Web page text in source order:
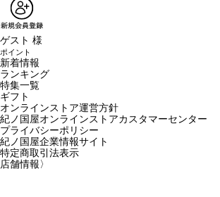
ゲスト 様
ポイント
新着情報
ランキング
特集一覧
ギフト
オンラインストア運営方針
紀ノ国屋オンラインストアカスタマーセンター
プライバシーポリシー
紀ノ国屋企業情報サイト
特定商取引法表示
店舗情報〉